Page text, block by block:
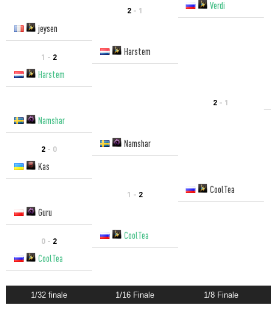
2 - 1
Verdi
jeysen
1 - 2
Harstem
Harstem
2 - 1
Namshar
2 - 0
Namshar
Kas
1 - 2
CoolTea
Guru
0 - 2
CoolTea
CoolTea
1/32 finale 1/16 Finale 1/8 Finale